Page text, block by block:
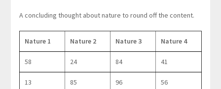
A concluding thought about nature to round off the content.
Nature 1 Nature 2 Nature 3 Nature 4
58 24 84 41
13 85 96 56